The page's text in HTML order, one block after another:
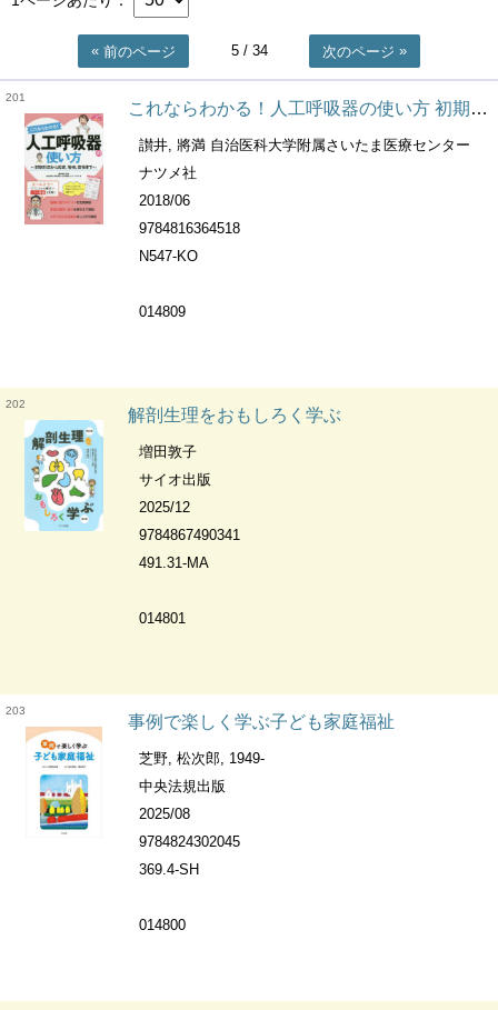
前のページ 5/ 34 次のページ
201
これならわかる！人工呼吸器の使い方 初期対応から設定、管理、抜管まで ナースのための基礎BOOK
讃井, 將満 自治医科大学附属さいたま医療センター
ナツメ社
2018/06
9784816364518
N547-KO
014809
202
解剖生理をおもしろく学ぶ
増田敦子
サイオ出版
2025/12
9784867490341
491.31-MA
014801
203
事例で楽しく学ぶ子ども家庭福祉
芝野, 松次郎, 1949-
中央法規出版
2025/08
9784824302045
369.4-SH
014800